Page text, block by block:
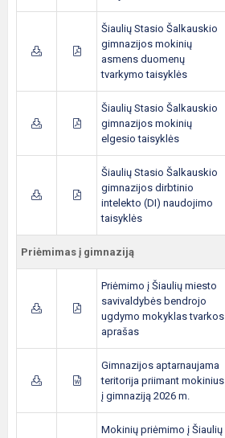
Šiaulių Stasio Šalkauskio
gimnazijos mokinių
asmens duomenų
tvarkymo taisyklės
Šiaulių Stasio Šalkauskio
gimnazijos mokinių
elgesio taisyklės
Šiaulių Stasio Šalkauskio
gimnazijos dirbtinio
intelekto (DI) naudojimo
taisyklės
Priėmimas į gimnaziją
Priėmimo į Šiaulių miesto
savivaldybės bendrojo
ugdymo mokyklas tvarkos
aprašas
Gimnazijos aptarnaujama
teritorija priimant mokinius
į gimnaziją 2026 m.
Mokinių priėmimo į Šiaulių